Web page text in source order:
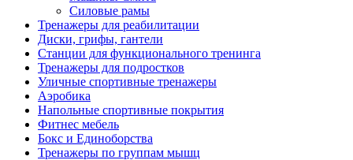
Силовые рамы
Тренажеры для реабилитации
Диски, грифы, гантели
Станции для функционального тренинга
Тренажеры для подростков
Уличные спортивные тренажеры
Аэробика
Напольные спортивные покрытия
Фитнес мебель
Бокс и Единоборства
Тренажеры по группам мышц